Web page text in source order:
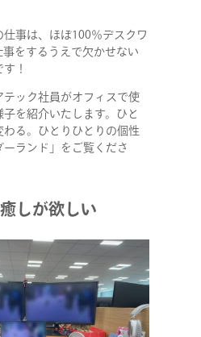
事は、ほぼ100％デスクワ
をするうえで欠かせない
！
ック社員がオフィスで使
を紹介いたします。ひと
る。ひとりひとりの個性
ランド」をご覧くださ
しが欲しい